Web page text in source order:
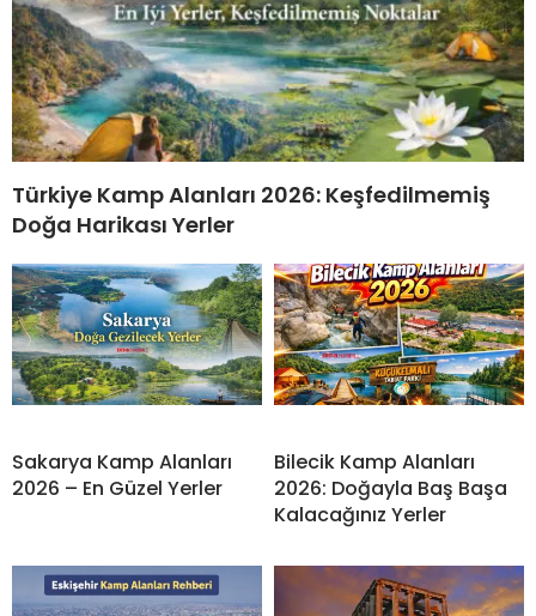
Türkiye Kamp Alanları 2026: Keşfedilmemiş
Doğa Harikası Yerler
Sakarya Kamp Alanları
2026 – En Güzel Yerler
Bilecik Kamp Alanları
2026: Doğayla Baş Başa
Kalacağınız Yerler